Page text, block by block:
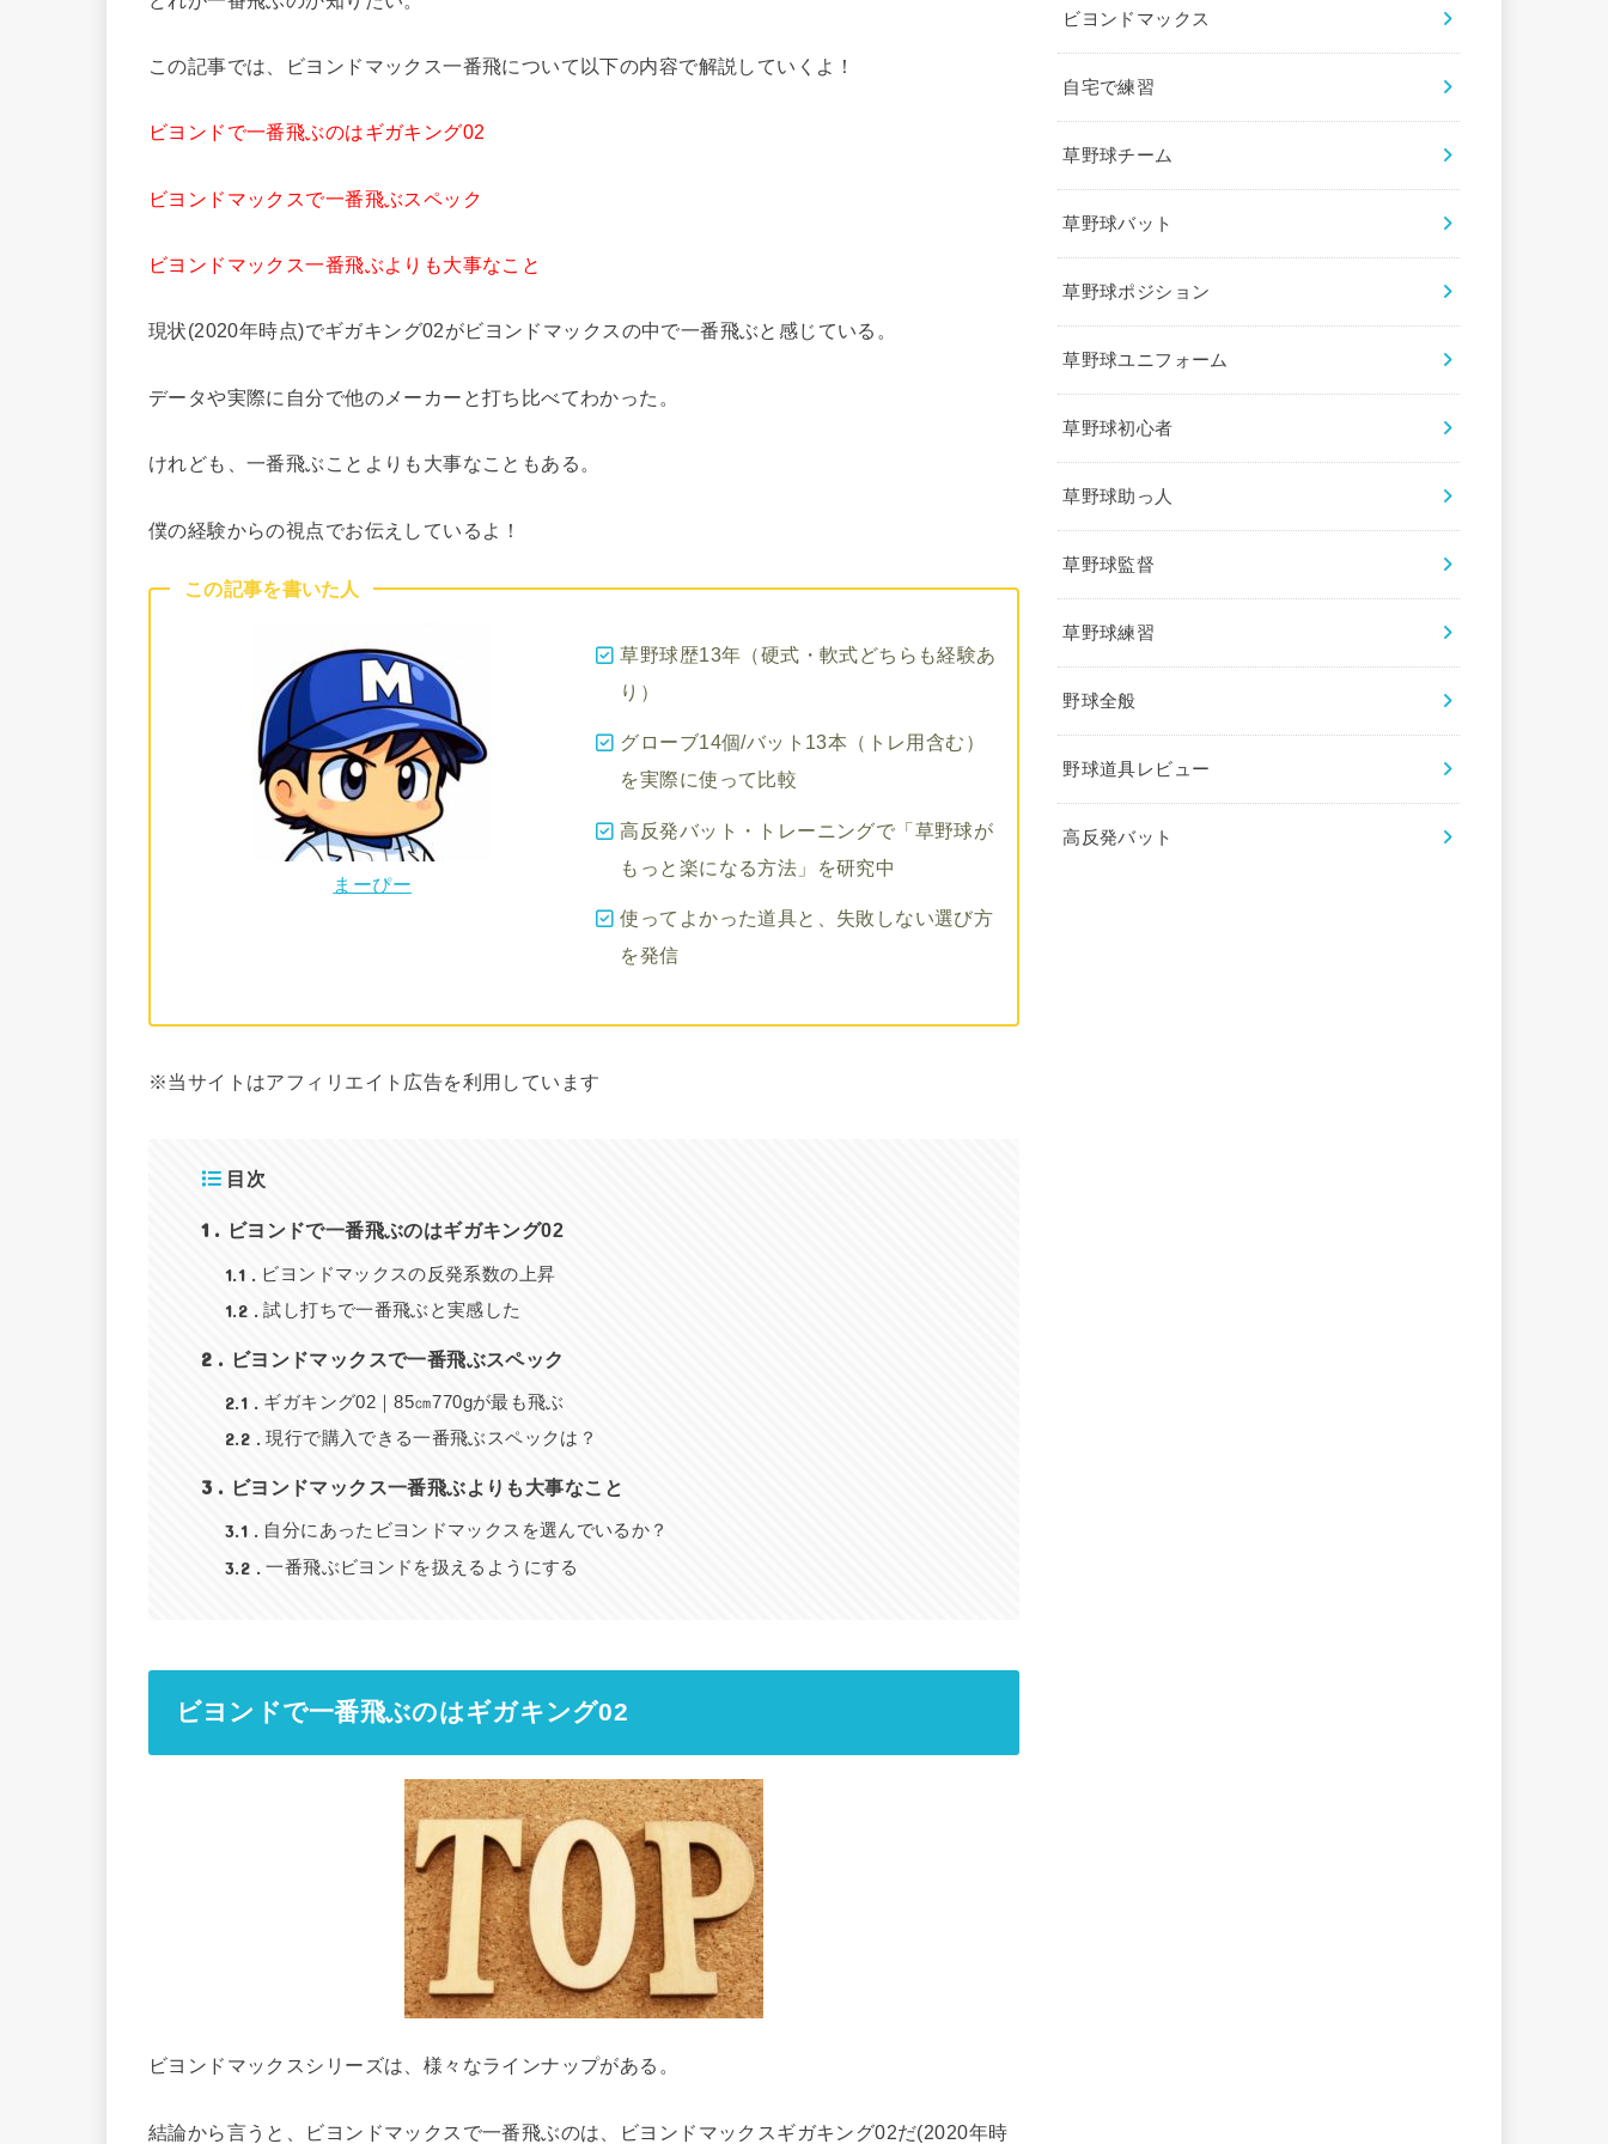
この記事では、ビヨンドマックス一番飛について以下の内容で解説していくよ！
ビヨンドで一番飛ぶのはギガキング02
ビヨンドマックスで一番飛ぶスペック
ビヨンドマックス一番飛ぶよりも大事なこと
現状(2020年時点)でギガキング02がビヨンドマックスの中で一番飛ぶと感じている。
データや実際に自分で他のメーカーと打ち比べてわかった。
けれども、一番飛ぶことよりも大事なこともある。
僕の経験からの視点でお伝えしているよ！
この記事を書いた人
まーぴー
草野球歴13年（硬式・軟式どちらも経験あ
り）
グローブ14個/バット13本（トレ用含む）
を実際に使って比較
高反発バット・トレーニングで「草野球が
もっと楽になる方法」を研究中
使ってよかった道具と、失敗しない選び方
を発信
※当サイトはアフィリエイト広告を利用しています
目次
1 ビヨンドで一番飛ぶのはギガキング02
1.1 ビヨンドマックスの反発系数の上昇
1.2 試し打ちで一番飛ぶと実感した
2 ビヨンドマックスで一番飛ぶスペック
2.1 ギガキング02｜85㎝770gが最も飛ぶ
2.2 現行で購入できる一番飛ぶスペックは？
3 ビヨンドマックス一番飛ぶよりも大事なこと
3.1 自分にあったビヨンドマックスを選んでいるか？
3.2 一番飛ぶビヨンドを扱えるようにする
ビヨンドで一番飛ぶのはギガキング02
ビヨンドマックスシリーズは、様々なラインナップがある。
結論から言うと、ビヨンドマックスで一番飛ぶのは、ビヨンドマックスギガキング02だ(2020年時
ビヨンドマックス
自宅で練習
草野球チーム
草野球バット
草野球ポジション
草野球ユニフォーム
草野球初心者
草野球助っ人
草野球監督
草野球練習
野球全般
野球道具レビュー
高反発バット